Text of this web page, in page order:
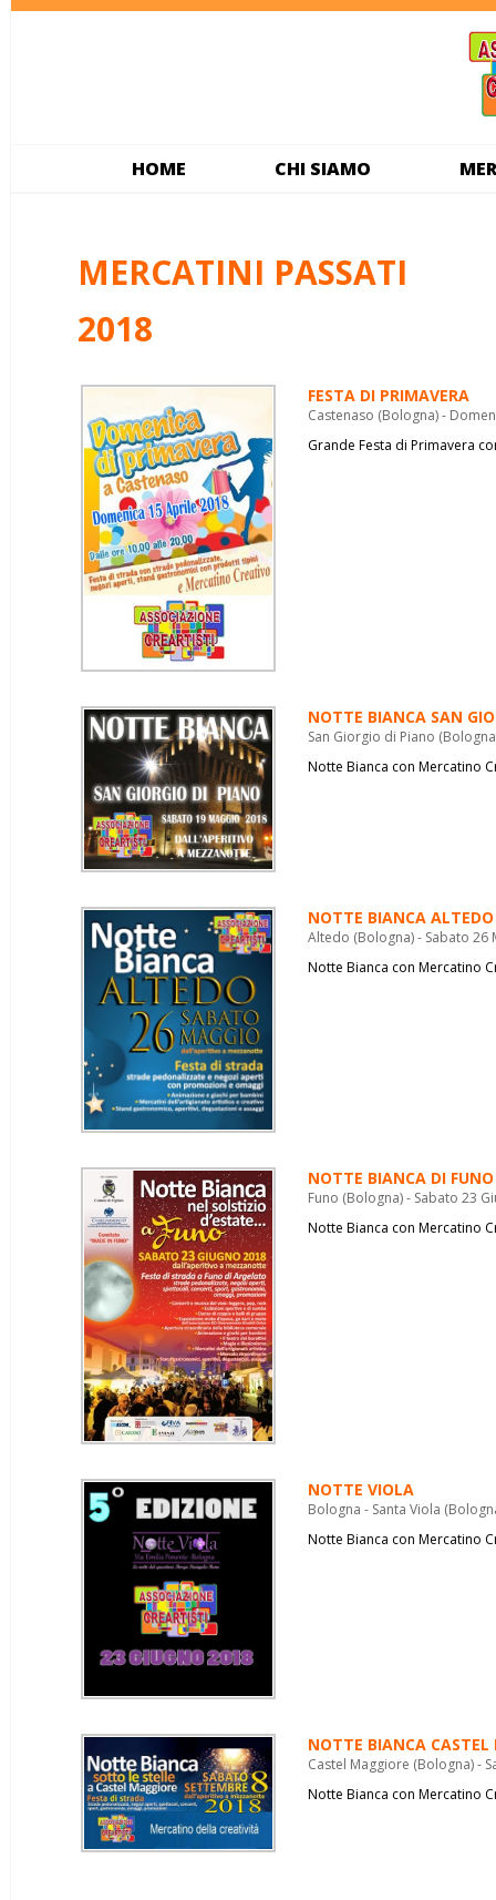
HOME CHI SIAMO
MERCATINI PASSATI
2018
FESTA DI PRIMAVERA
Castenaso (Bologna) -
Grande Festa di Primavera
NOTTE BIANCA SAN
San Giorgio di Piano
Notte Bianca con Mercatino
NOTTE BIANCA ALTEDO
Altedo (Bologna) - Sabato 26
Notte Bianca con Mercatino
NOTTE BIANCA DI FUNO
Funo (Bologna) - Sabato 23
Notte Bianca con Mercatino
NOTTE VIOLA
Bologna - Santa Viola
Notte Bianca con Mercatino
NOTTE BIANCA CASTEL
Castel Maggiore (Bologna) -
Notte Bianca con Mercatino